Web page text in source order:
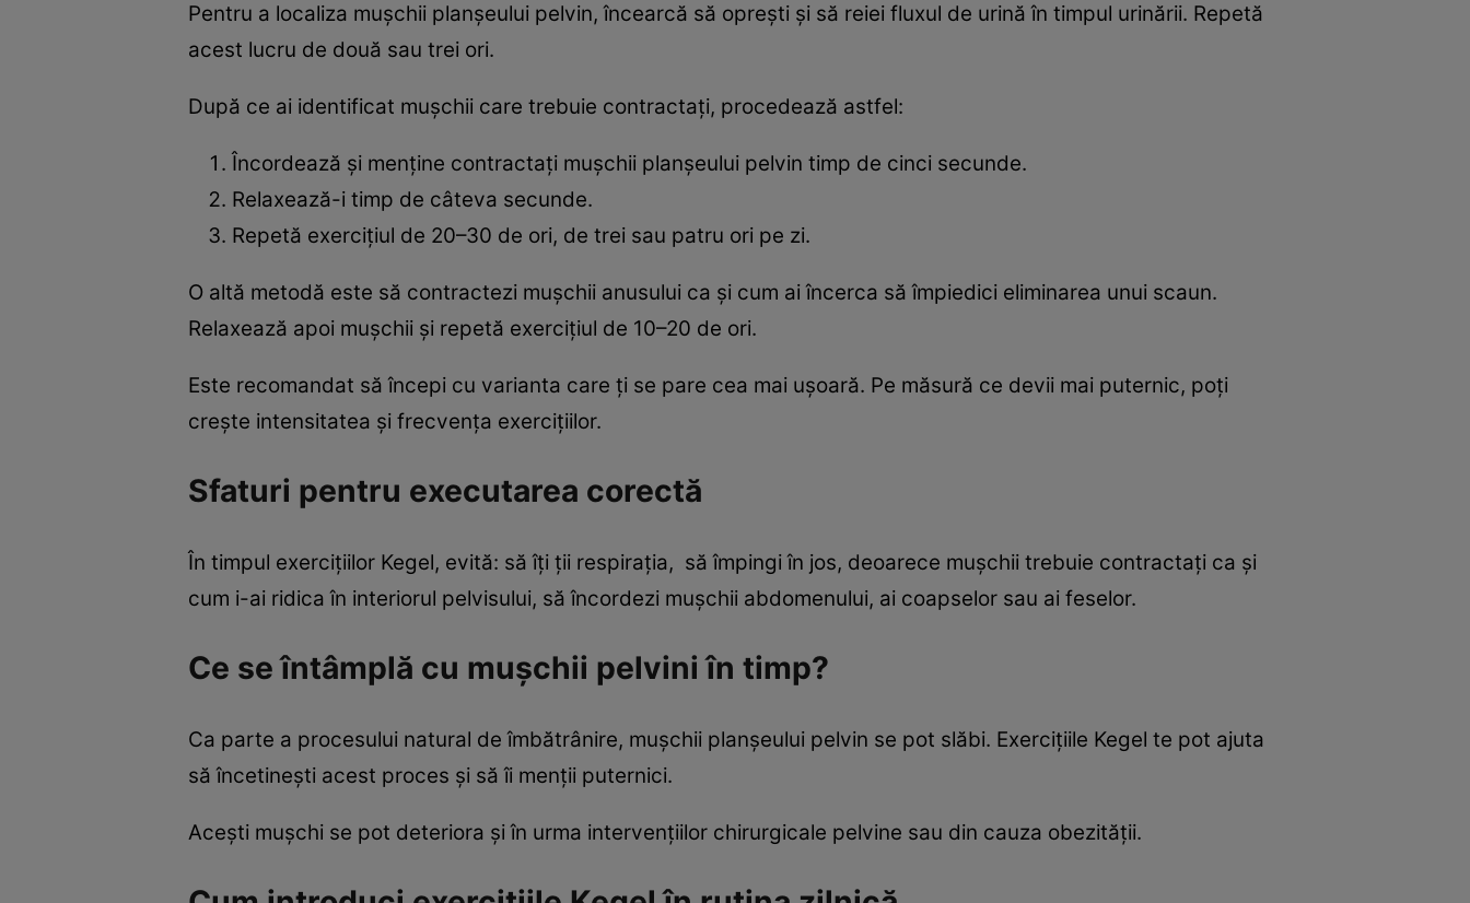
Pentru a localiza mușchii planșeului pelvin, încearcă să oprești și să reiei fluxul de urină în timpul urinării. Repetă
acest lucru de două sau trei ori.
După ce ai identificat mușchii care trebuie contractați, procedează astfel:
Încordează și menține contractați mușchii planșeului pelvin timp de cinci secunde.
Relaxează-i timp de câteva secunde.
Repetă exercițiul de 20–30 de ori, de trei sau patru ori pe zi.
O altă metodă este să contractezi mușchii anusului ca și cum ai încerca să împiedici eliminarea unui scaun.
Relaxează apoi mușchii și repetă exercițiul de 10–20 de ori.
Este recomandat să începi cu varianta care ți se pare cea mai ușoară. Pe măsură ce devii mai puternic, poți
crește intensitatea și frecvența exercițiilor.
Sfaturi pentru executarea corectă
În timpul exercițiilor Kegel, evită: să îți ții respirația, să împingi în jos, deoarece mușchii trebuie contractați ca și
cum i-ai ridica în interiorul pelvisului, să încordezi mușchii abdomenului, ai coapselor sau ai feselor.
Ce se întâmplă cu mușchii pelvini în timp?
Ca parte a procesului natural de îmbătrânire, mușchii planșeului pelvin se pot slăbi. Exercițiile Kegel te pot ajuta
să încetinești acest proces și să îi menții puternici.
Acești mușchi se pot deteriora și în urma intervențiilor chirurgicale pelvine sau din cauza obezității.